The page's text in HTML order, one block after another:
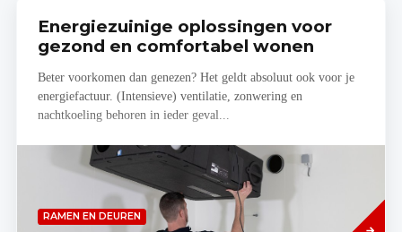
Energiezuinige oplossingen voor
gezond en comfortabel wonen
Beter voorkomen dan genezen? Het geldt absoluut ook voor je
energiefactuur. (Intensieve) ventilatie, zonwering en
nachtkoeling behoren in ieder geval...
RAMEN EN DEUREN
meer